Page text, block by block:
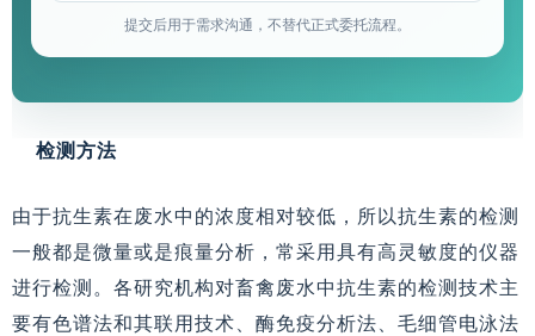
提交后用于需求沟通，不替代正式委托流程。
检测方法
由于抗生素在废水中的浓度相对较低，所以抗生素的检测
一般都是微量或是痕量分析，常采用具有高灵敏度的仪器
进行检测。各研究机构对畜禽废水中抗生素的检测技术主
要有色谱法和其联用技术、酶免疫分析法、毛细管电泳法